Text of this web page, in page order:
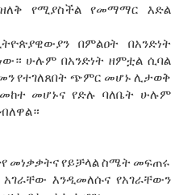
የሚያስችል የመማማር እድል
በምልዐት በአንድነት
ሁሉም በአንድነት ዘምቷል ሲባል
የተገለጸበት ጭምር መሆኑ ሊታወቅ
መሆኑና የድሉ ባለቤት ሁሉም
መነቃቃትና የይቻላል ስሜት መፍጠሩ
እንዲመለሱና የአገራቸውን